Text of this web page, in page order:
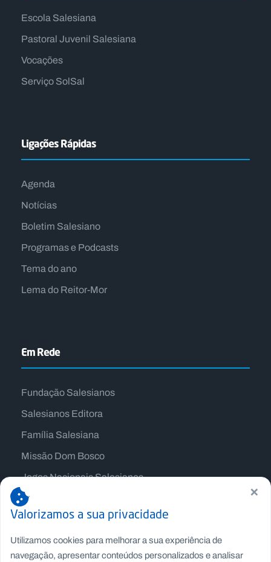
Escola Salesiana
Pastoral Juvenil Salesiana
Vocações
Serviço SolSal
Ligações Rápidas
Agenda
Notícias
Boletim Salesiano
Programas e Podcasts
Tema do ano
Lema do Reitor-Mor
Em Rede
Fundação Salesianos
Salesianos Editora
Família Salesiana
Missão Dom Bosco
Jogos Nacionais Salesianos
×
Valorizamos a sua privacidade
Utilizamos cookies para melhorar a sua experiência de
navegação, apresentar conteúdos personalizados e analisar